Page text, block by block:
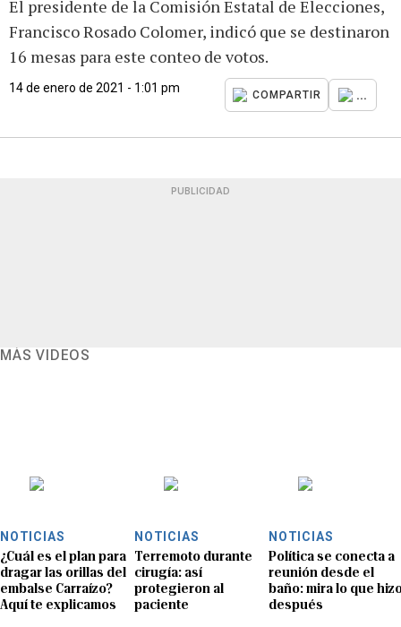
El presidente de la Comisión Estatal de Elecciones,
Francisco Rosado Colomer, indicó que se destinaron
16 mesas para este conteo de votos.
14 de enero de 2021 - 1:01 pm
COMPARTIR ...
PUBLICIDAD
MÁS VIDEOS
NOTICIAS
¿Cuál es el plan para
dragar las orillas del
embalse Carraízo?
Aquí te explicamos
NOTICIAS
Terremoto durante
cirugía: así
protegieron al
paciente
NOTICIAS
Política se conecta a
reunión desde el
baño: mira lo que
después